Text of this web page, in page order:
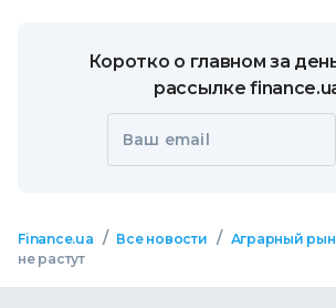
Коротко о главном за
рассылке
Ваш email
Finance.ua / Все новости / Аграрный
не растут